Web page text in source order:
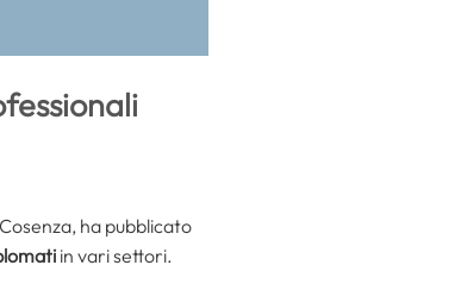
ha pubblicato
in vari settori.